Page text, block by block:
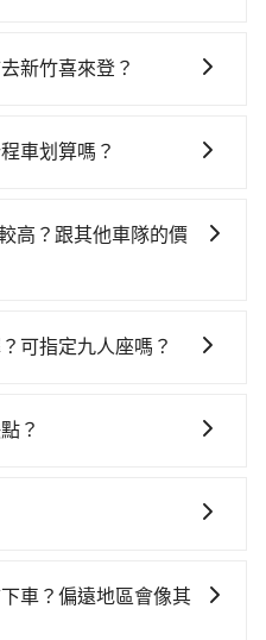
然一天最多時有61班車
車花費約400元、車程約
，每人票價130元，再用5
遠近或者天候狀況，決定
程使用tripool並到府專車
轉乘與等車上，現在還不
新竹喜來登？
為單位計費，小轎車如
、eTag（每公里約1
元）、保險費、罰單另
預計小轎車的花費至少
車划算嗎？
Yoxi等，如果在路邊攔不
的計程車隊，如大園義交
如果要考慮到回程，新竹
上，tripool都是你從桃園
高？跟其他車隊的價
業者，有以短程與城市為
。tripool旅步專注在長程
價7~8折提供專車到府服
可指定九人座嗎？
、福特Ford、福斯
最高500萬乘客險。如果有
？
但通常需要提前預約。 客
車：可以隨叫隨到，並且
，計程車的費用相對較
旅客可立即在官網進行價
藏費用。
車？偏遠地區會像其